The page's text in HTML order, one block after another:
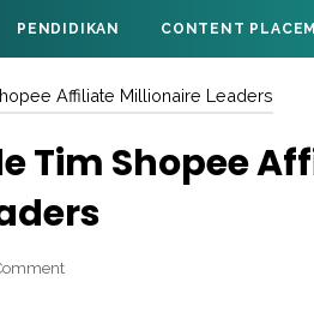
PENDIDIKAN CONTENT
Affiliate Millionaire Leaders
Tim Shopee